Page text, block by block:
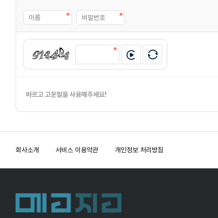
바르고 고운말을 사용해주세요!
회사소개 서비스 이용약관 개인정보 처리방침